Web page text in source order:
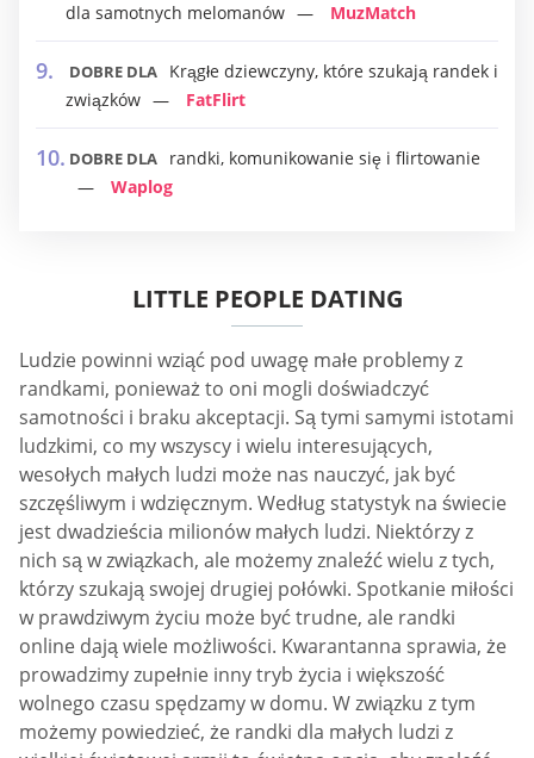
dla samotnych melomanów
MuzMatch
DOBRE DLA
Krągłe dziewczyny, które szukają randek i
związków
FatFlirt
DOBRE DLA
randki, komunikowanie się i flirtowanie
Waplog
LITTLE PEOPLE DATING
Ludzie powinni wziąć pod uwagę małe problemy z
randkami, ponieważ to oni mogli doświadczyć
samotności i braku akceptacji. Są tymi samymi istotami
ludzkimi, co my wszyscy i wielu interesujących,
wesołych małych ludzi może nas nauczyć, jak być
szczęśliwym i wdzięcznym. Według statystyk na świecie
jest dwadzieścia milionów małych ludzi. Niektórzy z
nich są w związkach, ale możemy znaleźć wielu z tych,
którzy szukają swojej drugiej połówki. Spotkanie miłości
w prawdziwym życiu może być trudne, ale randki
online dają wiele możliwości. Kwarantanna sprawia, że
prowadzimy zupełnie inny tryb życia i większość
wolnego czasu spędzamy w domu. W związku z tym
możemy powiedzieć, że randki dla małych ludzi z